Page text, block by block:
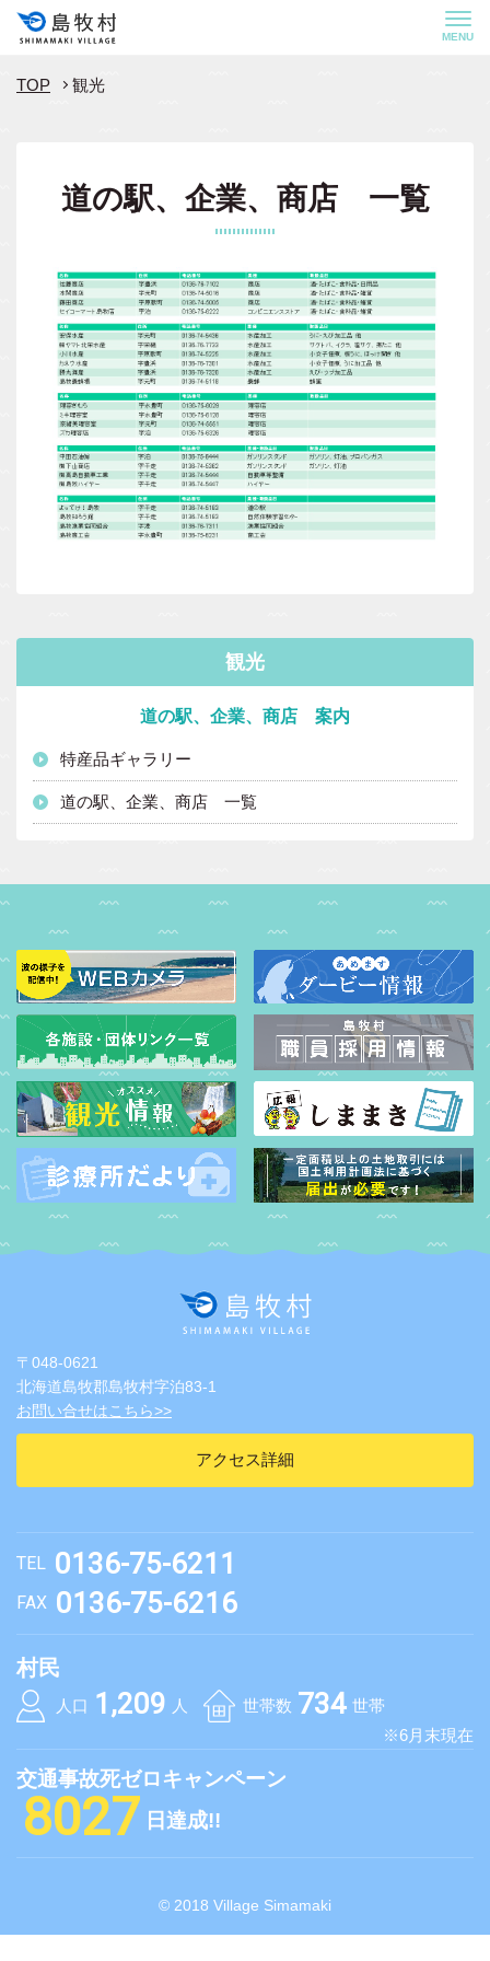
MENU
TOP 観光
道の駅、企業、商店 一覧
観光
道の駅、企業、商店 案内
特産品ギャラリー
道の駅、企業、商店 一覧
〒048-0621
北海道島牧郡島牧村字泊83-1
お問い合せはこちら>>
アクセス詳細
TEL 0136-75-6211
FAX 0136-75-6216
村民
人口 1,209 人 世帯数 734 世帯
※6月末現在
交通事故死ゼロキャンペーン
8027 日達成!!
© 2018 Village Simamaki